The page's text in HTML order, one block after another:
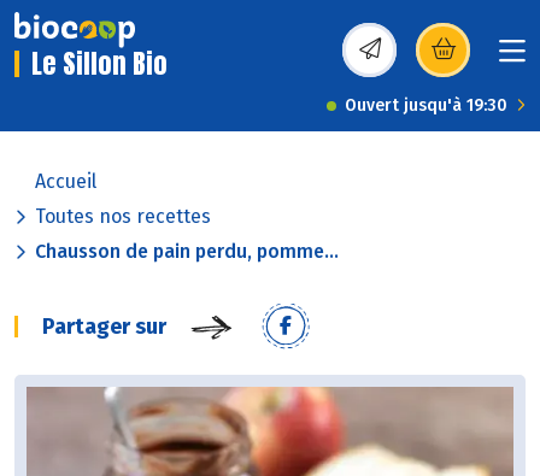
Le Sillon Bio (s’ouvre dans une
Ouvert jusqu'à 19:30
Accueil
Toutes nos recettes
Chausson de pain perdu, pomme...
Partager sur